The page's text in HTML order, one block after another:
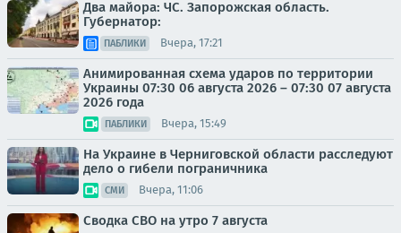
Два майора: ЧС. Запорожская область.
Губернатор:
ПАБЛИКИ Вчера, 17:21
Анимированная схема ударов по территории
Украины 07:30 06 августа 2026 – 07:30 07 августа
2026 года
ПАБЛИКИ Вчера, 15:49
На Украине в Черниговской области расследуют
дело о гибели пограничника
СМИ Вчера, 11:06
Сводка СВО на утро 7 августа